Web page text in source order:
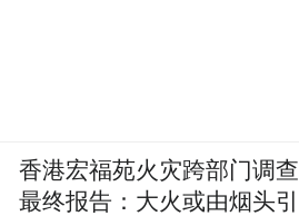
香港宏福苑火灾跨部门调查
最终报告：大火或由烟头引